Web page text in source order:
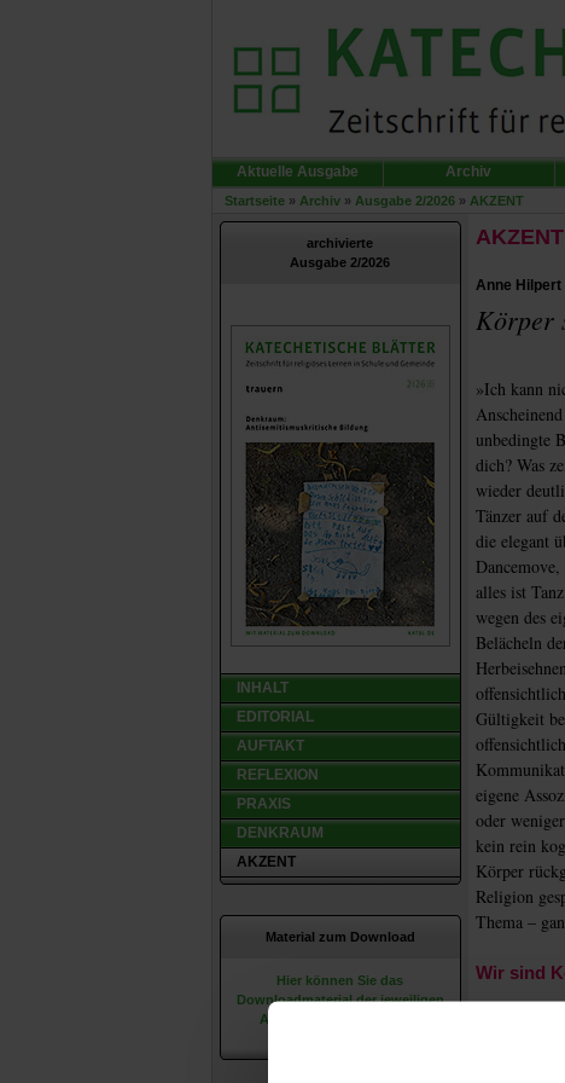
Aktuelle Ausgabe Archiv
Startseite» Archiv» Ausgabe 2/2026» AKZENT
archivierte
Ausgabe 2/2026
INHALT
EDITORIAL
AUFTAKT
REFLEXION
PRAXIS
DENKRAUM
AKZENT
Material zum Download
Hier können Sie das
Downloadmaterial der jeweiligen
Ausgaben herunterladen.
AKZENT
Anne Hilpert
Körper
»Ich kann
unbedingte
dich? Was
wieder
Tänzer auf
die elegant
alles ist
wegen des
Belächeln
Gültigkeit
eigene
oder
kein rein
Körper
Religion
Thema –
Wir sind